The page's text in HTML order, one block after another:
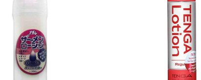
mạnh mẽ